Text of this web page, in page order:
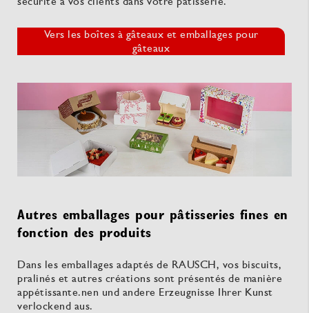
Vers les boîtes à gâteaux et emballages pour
gâteaux
Autres emballages pour pâtisseries fines en
fonction des produits
Dans les emballages adaptés de RAUSCH, vos biscuits,
pralinés et autres créations sont présentés de manière
appétissante.nen und andere Erzeugnisse Ihrer Kunst
verlockend aus.